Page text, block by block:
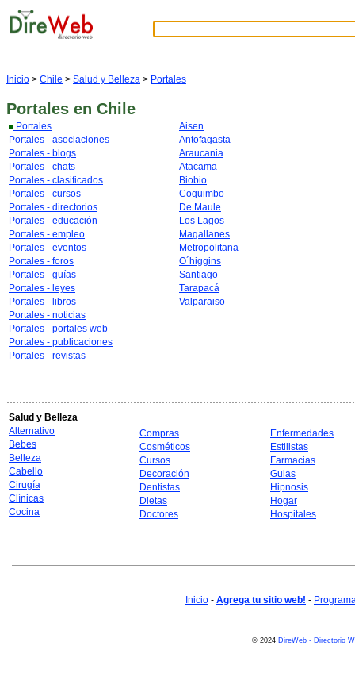
Inicio > Chile > Salud y Belleza > Portales
Portales en Chile
Portales
Portales - asociaciones
Portales - blogs
Portales - chats
Portales - clasificados
Portales - cursos
Portales - directorios
Portales - educación
Portales - empleo
Portales - eventos
Portales - foros
Portales - guías
Portales - leyes
Portales - libros
Portales - noticias
Portales - portales web
Portales - publicaciones
Portales - revistas
Aisen
Antofagasta
Araucania
Atacama
Biobio
Coquimbo
De Maule
Los Lagos
Magallanes
Metropolitana
O´higgins
Santiago
Tarapacá
Valparaiso
Salud y Belleza
Alternativo
Bebes
Belleza
Cabello
Cirugía
Clínicas
Cocina
Compras
Cosméticos
Cursos
Decoración
Dentistas
Dietas
Doctores
Enfermedades
Estilistas
Farmacias
Guias
Hipnosis
Hogar
Hospitales
Inicio - Agrega tu sitio web! -
© 2024 DireWeb - Directorio